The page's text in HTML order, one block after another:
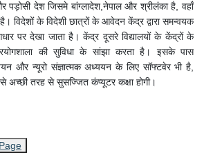
देश जिसमे बांग्लादेश,नेपाल और श्रीलंका है, वहाँ
है। विदेशों के विदेशी छात्रों के आवेदन केंद्र द्वारा समन्वयक
पर देखा जाता है। केंद्र दूसरे विद्यालयों के केंद्रों के
की सुविधा के सांझा करता है। इसके पास
और न्यूरो संज्ञात्मक अध्ययन के लिए सॉफ्टवेर भी है,
तरह से सुसज्जित कंप्यूटर कक्षा होगी।